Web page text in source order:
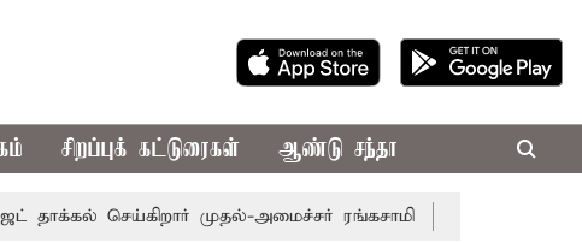
சிறப்புக் கட்டுரைகள் ஆண்டு சந்தா
செய்கிறார் முதல்-அமைச்சர் ரங்கசாமி எதிர்க்கட்சிகள் அமளி: